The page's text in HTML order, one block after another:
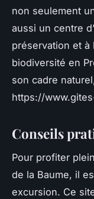
non seulement
aussi un centre
préservation et à
biodiversité en
son cadre
https://
Conseils
Pour profiter
de la Baume, il
excursion. Ce